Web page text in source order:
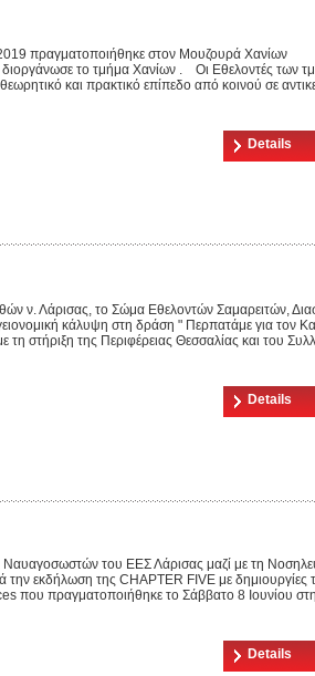
πραγματοποιήθηκε στον Μουζουρά Χανίων
διοργάνωσε το τμήμα Χανίων . Οι Εθελοντές των
και πρακτικό επίπεδο από κοινού σε
Details
ν. Λάρισας, το Σώμα Εθελοντών Σαμαρειτών,
κάλυψη στη δράση " Περπατάμε για τον
στήριξη της Περιφέρειας Θεσσαλίας και του
Details
του ΕΕΣ Λάρισας μαζί με τη
εκδήλωση της CHAPTER FIVE με δημιουργίες
που πραγματοποιήθηκε το Σάββατο 8 Ιουνίου
Details